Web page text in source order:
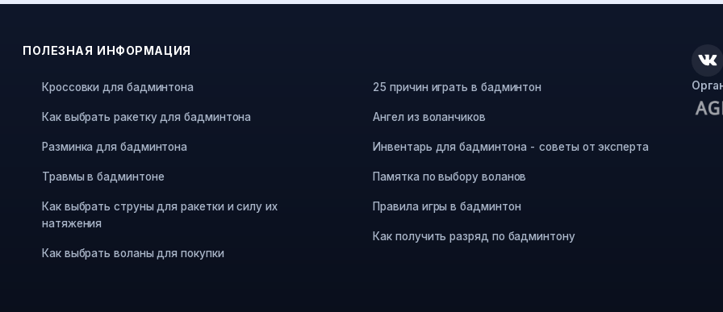
ПОЛЕЗНАЯ ИНФОРМАЦИЯ
Кроссовки для бадминтона
Как выбрать ракетку для бадминтона
Разминка для бадминтона
Травмы в бадминтоне
Как выбрать струны для ракетки и силу их
натяжения
Как выбрать воланы для покупки
25 причин играть в бадминтон
Ангел из воланчиков
Инвентарь для бадминтона - советы от эксперта
Памятка по выбору воланов
Правила игры в бадминтон
Как получить разряд по бадминтону